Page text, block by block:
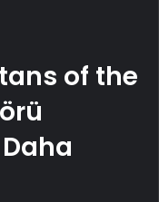
of the